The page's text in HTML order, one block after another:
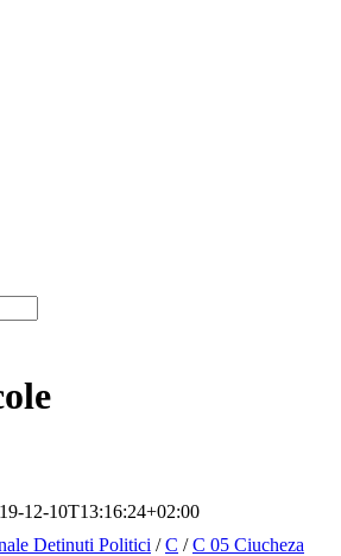
12-10T13:16:24+02:00
Detinuti Politici /C /C 05 Ciucheza